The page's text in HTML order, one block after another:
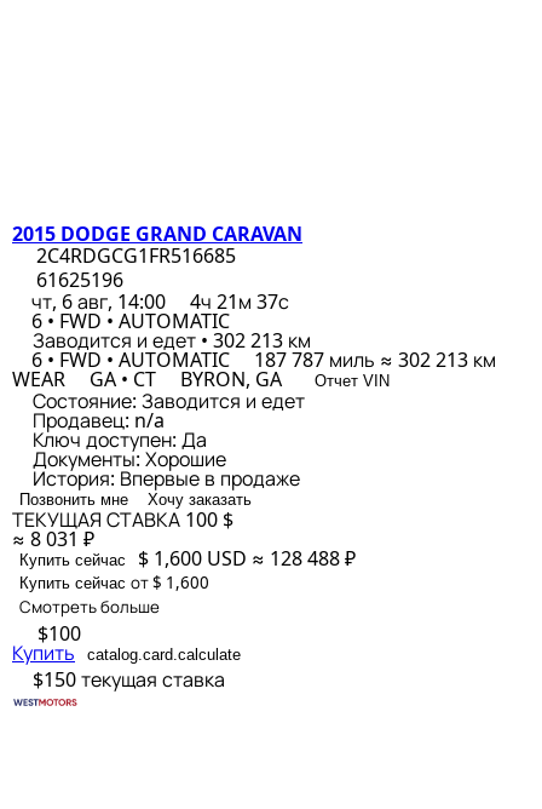
2015 DODGE GRAND CARAVAN
2C4RDGCG1FR516685
61625196
чт, 6 авг, 14:00
4ч 21м 37с
6 • FWD • AUTOMATIC
Заводится и едет • 302 213 км
6 • FWD • AUTOMATIC 187 787 миль ≈ 302 213 км
WEAR GA • CT BYRON, GA Отчет VIN
Состояние: Заводится и едет
Продавец: n/a
Ключ доступен: Да
Документы: Хорошие
История: Впервые в продаже
Позвонить мне Хочу заказать
ТЕКУЩАЯ СТАВКА 100 $
≈ 8 031 ₽
Купить сейчас $ 1,600 USD ≈ 128 488 ₽
Купить сейчас от $ 1,600
Смотреть больше
$100
Купить catalog.card.calculate
$150текущая ставка